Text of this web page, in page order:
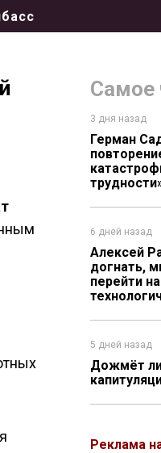
Самое
3 дня назад
Герман
6 дней назад
Алексей
догнать,
перейти
5 дней назад
Дожмёт
Реклама